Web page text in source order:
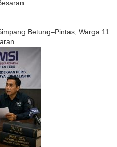
Betung–Pintas, Warga 11